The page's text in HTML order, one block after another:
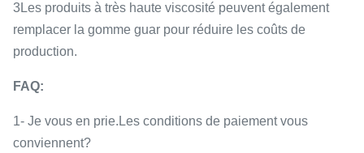
3Les produits à très haute viscosité peuvent également
remplacer la gomme guar pour réduire les coûts de
production.
FAQ:
1- Je vous en prie. Les conditions de paiement vous
conviennent?